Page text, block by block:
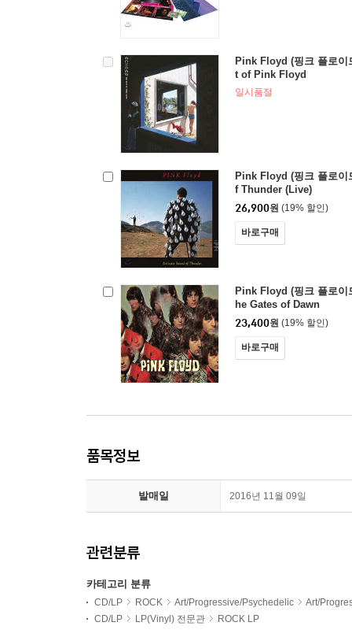
Pink Floyd (핑크 플로
t of Pink Floyd
일시품절
Pink Floyd (핑크 플로
f Thunder (Live)
26,900원 (19% 할인)
바로구매
Pink Floyd (핑크 플로
he Gates of Dawn
23,400원 (19% 할인)
바로구매
품목정보
발매일 2016년 11월 09일
관련분류
카테고리 분류
CD/LP ROCK Art/Progressive/Psychedelic
Art/
CD/LP
LP(Vinyl) 전문관 ROCK LP